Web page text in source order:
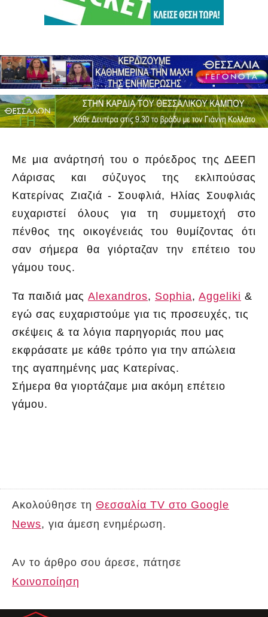
Με μια ανάρτησή του ο πρόεδρος της ΔΕΕΠ
Λάρισας και σύζυγος της εκλιπούσας
Κατερίνας Ζιαζιά - Σουφλιά, Ηλίας Σουφλιάς
ευχαριστεί όλους για τη συμμετοχή στο
πένθος της οικογένειάς του θυμίζοντας ότι
σαν σήμερα θα γιόρταζαν την επέτειο του
γάμου τους.
Τα παιδιά μας Alexandros, Sophia, Aggeliki &
εγώ σας ευχαριστούμε για τις προσευχές, τις
σκέψεις & τα λόγια παρηγοριάς που μας
εκφράσατε με κάθε τρόπο για την απώλεια
της αγαπημένης μας Κατερίνας.
Σήμερα θα γιορτάζαμε μια ακόμη επέτειο
γάμου.
Ακολούθησε τη Θεσσαλία TV στο Google
News, για άμεση ενημέρωση.
Αν το άρθρο σου άρεσε, πάτησε
Κοινοποίηση